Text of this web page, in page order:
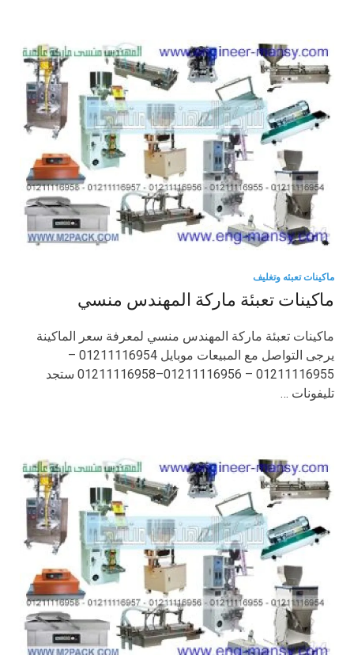
ماكينات تعبئه وتغليف
ماكينات تعبئة ماركة المهندس منسي
ماكينات تعبئة ماركة المهندس منسي لمعرفة سعر الماكينة
يرجى التواصل مع المبيعات موبايل 01211116954 –
01211116955 – 01211116956–01211116958 ستجد
تليفونات …